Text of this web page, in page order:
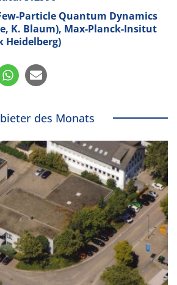
Particle Quantum Dynamics
K. Blaum), Max-Planck-Insitut
Heidelberg)
des Monats